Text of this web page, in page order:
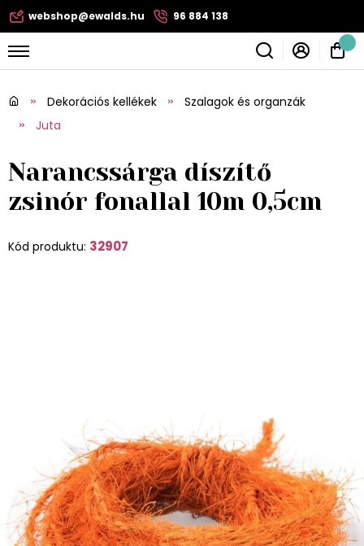
webshop@ewalds.hu 96 884 138
Dekorációs kellékek
Szalagok és organzák
Juta
Narancssárga díszítő
zsinór fonallal 10m 0,5cm
Kód produktu: 32907